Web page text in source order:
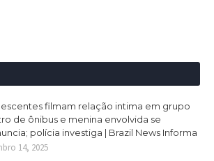
filmam relação intima em grupo
de ônibus e menina envolvida se
polícia investiga | Brazil News Informa
14, 2025